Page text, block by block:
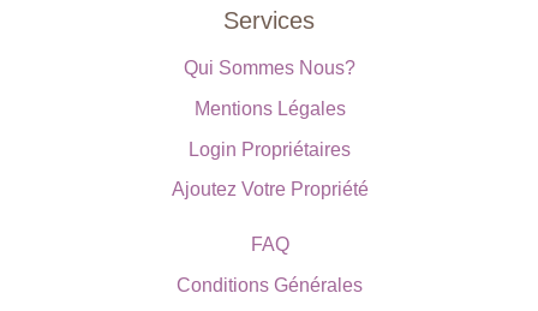
Services
Qui Sommes Nous?
Mentions Légales
Login Propriétaires
Ajoutez Votre Propriété
FAQ
Conditions Générales